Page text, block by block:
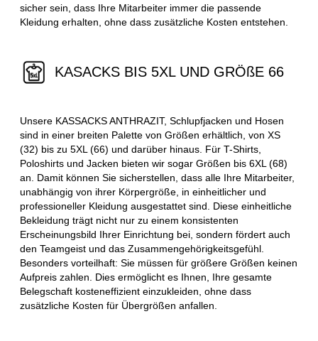
sicher sein, dass Ihre Mitarbeiter immer die passende
Kleidung erhalten, ohne dass zusätzliche Kosten entstehen.
KASACKS BIS 5XL UND GRÖßE 66
Unsere KASSACKS ANTHRAZIT, Schlupfjacken und Hosen
sind in einer breiten Palette von Größen erhältlich, von XS
(32) bis zu 5XL (66) und darüber hinaus. Für T-Shirts,
Poloshirts und Jacken bieten wir sogar Größen bis 6XL (68)
an. Damit können Sie sicherstellen, dass alle Ihre Mitarbeiter,
unabhängig von ihrer Körpergröße, in einheitlicher und
professioneller Kleidung ausgestattet sind. Diese einheitliche
Bekleidung trägt nicht nur zu einem konsistenten
Erscheinungsbild Ihrer Einrichtung bei, sondern fördert auch
den Teamgeist und das Zusammengehörigkeitsgefühl.
Besonders vorteilhaft: Sie müssen für größere Größen keinen
Aufpreis zahlen. Dies ermöglicht es Ihnen, Ihre gesamte
Belegschaft kosteneffizient einzukleiden, ohne dass
zusätzliche Kosten für Übergrößen anfallen.